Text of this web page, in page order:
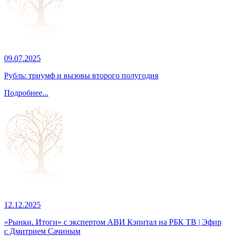
09.07.2025
Рубль: триумф и вызовы второго полугодия
Подробнее...
12.12.2025
«Рынки. Итоги» с экспертом АВИ Кэпитал на РБК ТВ | Эфир
с Дмитрием Сачиным